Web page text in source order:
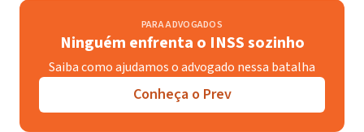
PARA ADVOGADOS
Ninguém enfrenta o INSS sozinho
Saiba como ajudamos o advogado nessa batalha
Conheça o Prev